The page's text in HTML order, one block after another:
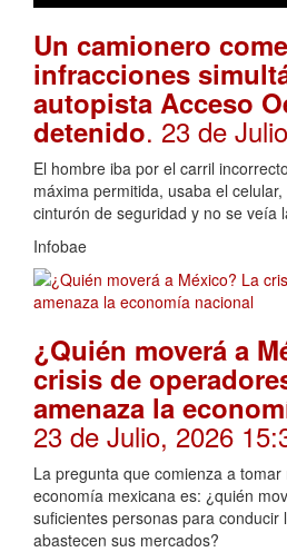
Un camionero
infracciones
autopista Acceso
detenido. 23 de
El hombre iba por el carril
máxima permitida, usaba el
cinturón de seguridad y no se veía
Infobae
¿Quién moverá a
crisis de
amenaza la
23 de Julio, 2026
La pregunta que comienza a
economía mexicana es: ¿quién
suficientes personas para conducir
abastecen sus mercados?